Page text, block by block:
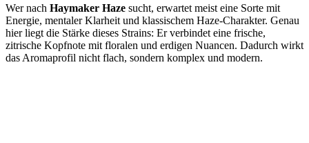
Wer nach Haymaker Haze sucht, erwartet meist eine Sorte mit
Energie, mentaler Klarheit und klassischem Haze-Charakter. Genau
hier liegt die Stärke dieses Strains: Er verbindet eine frische,
zitrische Kopfnote mit floralen und erdigen Nuancen. Dadurch wirkt
das Aromaprofil nicht flach, sondern komplex und modern.